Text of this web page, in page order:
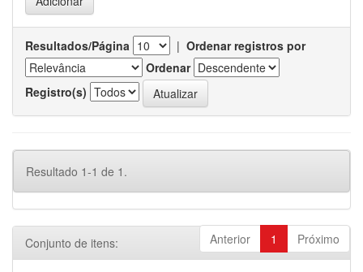
Resultados/Página | Ordenar registros por
Ordenar
Registro(s)
Resultado 1-1 de 1.
Anterior 1 Próximo
Conjunto de itens: